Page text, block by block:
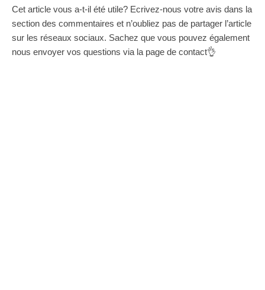
Cet article vous a-t-il été utile? Ecrivez-nous votre avis dans la
section des commentaires et n’oubliez pas de partager l’article
sur les réseaux sociaux. Sachez que vous pouvez également
nous envoyer vos questions via la page de contact👌